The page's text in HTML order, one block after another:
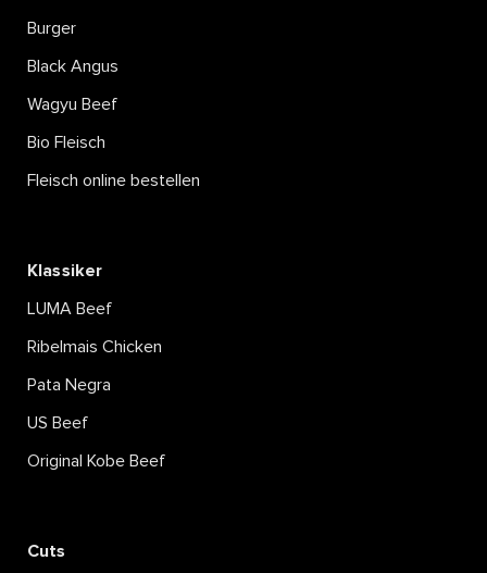
Burger
Black Angus
Wagyu Beef
Bio Fleisch
Fleisch online bestellen
Klassiker
LUMA Beef
Ribelmais Chicken
Pata Negra
US Beef
Original Kobe Beef
Cuts